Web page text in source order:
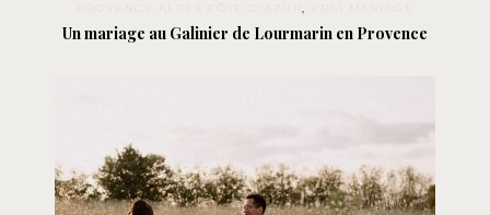
,
Un mariage au Galinier de Lourmarin en Provence